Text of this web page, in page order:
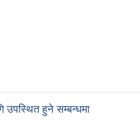
उपस्थित हुने सम्बन्धमा